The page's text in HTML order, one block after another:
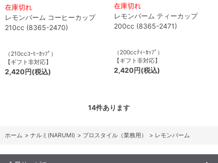
在庫切れ
レモンバーム コーヒーカップ
210cc (8365-2470)
（210ccｺｰﾋｰｶｯﾌﾟ）
【ギフト非対応】
2,420円(税込)
在庫切れ
レモンバーム ティーカップ
200cc (8365-2471)
（200ccﾃｨｰｶｯﾌﾟ）
【ギフト非対応】
2,420円(税込)
14件あります
ホーム > ナルミ(NARUMI) > プロスタイル（業務用） > レモンバーム